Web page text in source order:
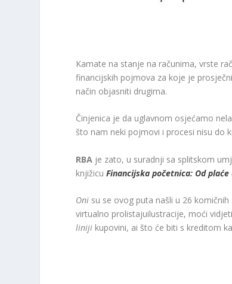
Kamate na stanje na računima, vrste
financijskih pojmova za koje je
način objasniti drugima.
Činjenica je da uglavnom osjećamo
što nam neki pojmovi i procesi nisu do
RBA je zato, u suradnji sa splitskom
knjižicuFinancijska početnica: Od plaće
Oni su se ovog puta našli u 26
virtualno prolistajuilustracije, moći
liniji kupovini, ai što će biti s kreditom